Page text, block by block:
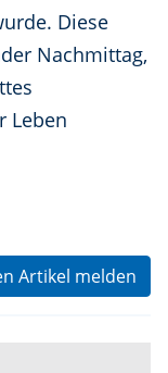
Diese
Nachmittag,
Leben
Artikel melden